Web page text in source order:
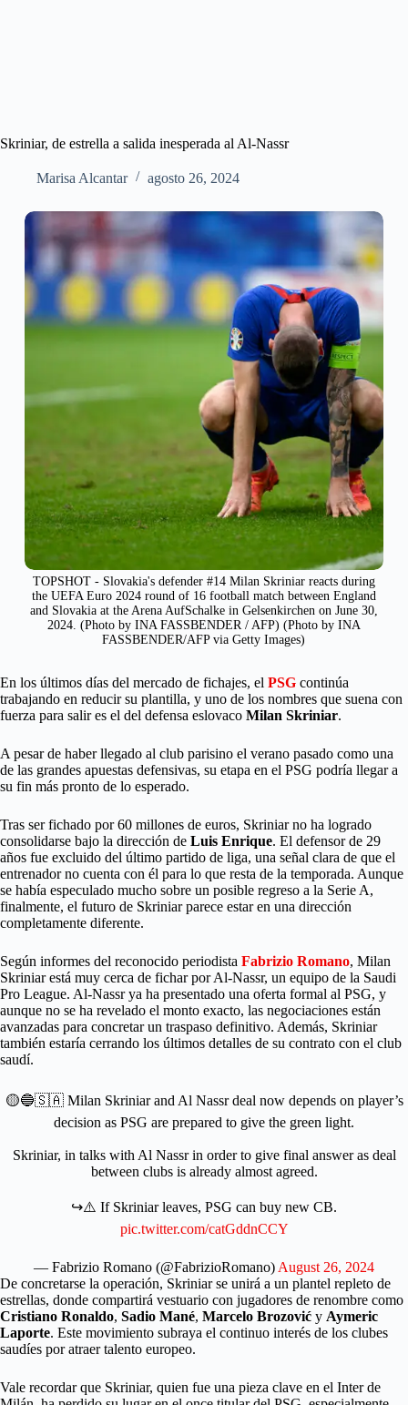
Skriniar, de estrella a salida inesperada al Al-Nassr
Marisa Alcantar agosto 26, 2024
TOPSHOT - Slovakia's defender #14 Milan Skriniar reacts during
the UEFA Euro 2024 round of 16 football match between England
and Slovakia at the Arena AufSchalke in Gelsenkirchen on June 30,
2024. (Photo by INA FASSBENDER / AFP) (Photo by INA
FASSBENDER/AFP via Getty Images)
En los últimos días del mercado de fichajes, el PSG continúa
trabajando en reducir su plantilla, y uno de los nombres que suena con
fuerza para salir es el del defensa eslovaco Milan Skriniar.
A pesar de haber llegado al club parisino el verano pasado como una
de las grandes apuestas defensivas, su etapa en el PSG podría llegar a
su fin más pronto de lo esperado.
Tras ser fichado por 60 millones de euros, Skriniar no ha logrado
consolidarse bajo la dirección de Luis Enrique. El defensor de 29
años fue excluido del último partido de liga, una señal clara de que el
entrenador no cuenta con él para lo que resta de la temporada. Aunque
se había especulado mucho sobre un posible regreso a la Serie A,
finalmente, el futuro de Skriniar parece estar en una dirección
completamente diferente.
Según informes del reconocido periodista Fabrizio Romano, Milan
Skriniar está muy cerca de fichar por Al-Nassr, un equipo de la Saudi
Pro League. Al-Nassr ya ha presentado una oferta formal al PSG, y
aunque no se ha revelado el monto exacto, las negociaciones están
avanzadas para concretar un traspaso definitivo. Además, Skriniar
también estaría cerrando los últimos detalles de su contrato con el club
saudí.
🟡🔵🇸🇦 Milan Skriniar and Al Nassr deal now depends on player’s
decision as PSG are prepared to give the green light.
Skriniar, in talks with Al Nassr in order to give final answer as deal
between clubs is already almost agreed.
↪️⚠️ If Skriniar leaves, PSG can buy new CB.
pic.twitter.com/catGddnCCY
— Fabrizio Romano (@FabrizioRomano) August 26, 2024
De concretarse la operación, Skriniar se unirá a un plantel repleto de
estrellas, donde compartirá vestuario con jugadores de renombre como
Cristiano Ronaldo, Sadio Mané, Marcelo Brozović y Aymeric
Laporte. Este movimiento subraya el continuo interés de los clubes
saudíes por atraer talento europeo.
Vale recordar que Skriniar, quien fue una pieza clave en el Inter de